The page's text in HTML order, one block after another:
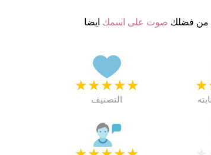
صوت على اسمك ايضا
★
★
★
★
★
التصنيف
★